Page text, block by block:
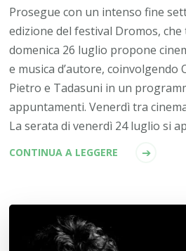
Prosegue con un intenso fine
edizione del festival Dromos, che
domenica 26 luglio propone
e musica d’autore, coinvolgendo
Pietro e Tadasuni in un
appuntamenti. Venerdì tra
La serata di venerdì 24 luglio si
CONTINUA A LEGGERE